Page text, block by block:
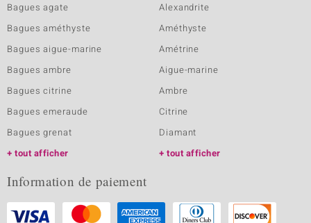
Bagues agate
Bagues améthyste
Bagues aigue-marine
Bagues ambre
Bagues citrine
Bagues emeraude
Bagues grenat
tout afficher
Alexandrite
Améthyste
Amétrine
Aigue-marine
Ambre
Citrine
Diamant
tout afficher
Information de paiement